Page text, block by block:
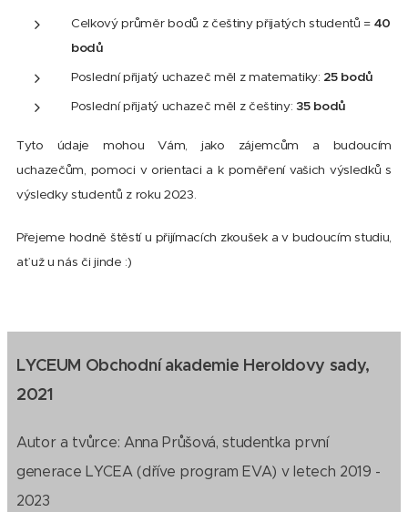
Celkový průměr bodů z češtiny přijatých studentů = 40
bodů
Poslední přijatý uchazeč měl z matematiky: 25 bodů
Poslední přijatý uchazeč měl z češtiny:35 bodů
Tyto údaje mohou Vám, jako zájemcům a budoucím
uchazečům, pomoci v orientaci a k poměření vašich výsledků s
výsledky studentů z roku 2023.
Přejeme hodně štěstí u přijímacích zkoušek a v budoucím studiu,
ať už u nás či jinde :)
LYCEUM Obchodní akademie Heroldovy sady,
2021
Autor a tvůrce: Anna Průšová, studentka první
generace LYCEA (dříve program EVA) v letech 2019 -
2023